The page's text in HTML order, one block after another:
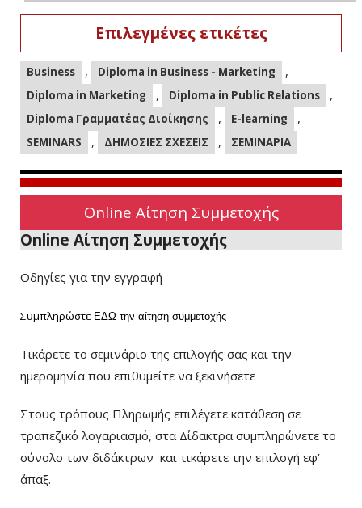
Επιλεγμένες ετικέτες
Business , Diploma in Business - Marketing ,
Diploma in Marketing , Diploma in Public Relations ,
Diploma Γραμματέας Διοίκησης , E-learning ,
SEMINARS , ΔΗΜΟΣΙΕΣ ΣΧΕΣΕΙΣ , ΣΕΜΙΝΑΡΙΑ
Online Αίτηση Συμμετοχής
Online Αίτηση Συμμετοχής
Οδηγίες για την εγγραφή
Συμπληρώστε ΕΔΩ την αίτηση συμμετοχής
Τικάρετε το σεμινάριο της επιλογής σας και την
ημερομηνία που επιθυμείτε να ξεκινήσετε
Στους τρόπους Πληρωμής επιλέγετε κατάθεση σε
τραπεζικό λογαριασμό, στα Δίδακτρα συμπληρώνετε το
σύνολο των διδάκτρων και τικάρετε την επιλογή εφ’
άπαξ.